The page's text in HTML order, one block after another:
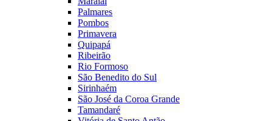
Palmares
Pombos
Primavera
Quipapá
Ribeirão
Rio Formoso
São Benedito do Sul
Sirinhaém
São José da Coroa Grande
Tamandaré